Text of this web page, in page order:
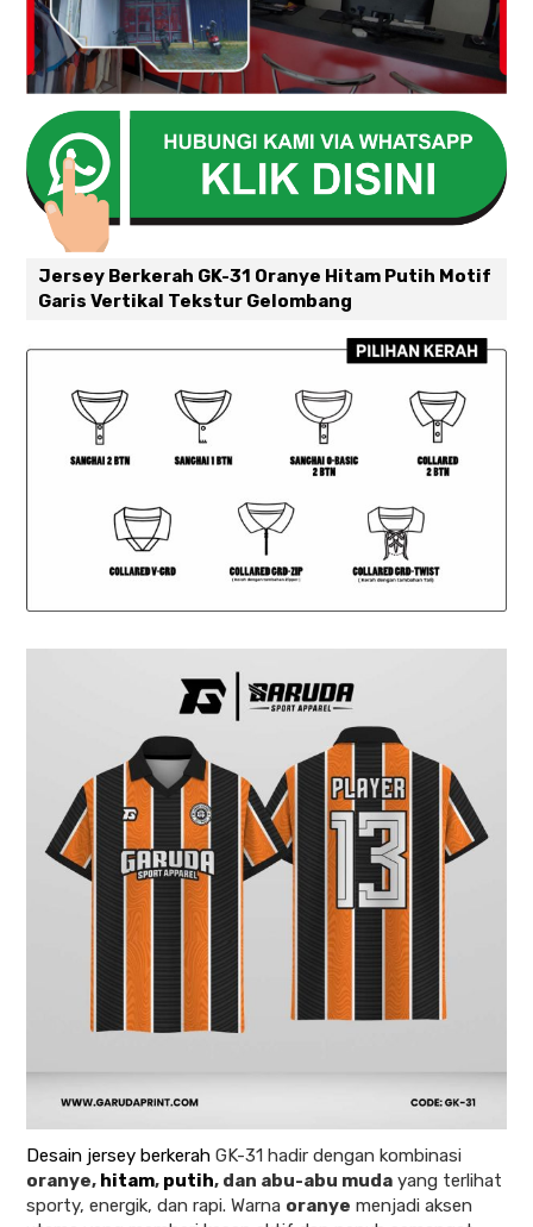
Jersey Berkerah GK-31 Oranye Hitam Putih Motif
Garis Vertikal Tekstur Gelombang
Desain jersey berkerah GK-31 hadir dengan kombinasi
oranye, hitam, putih, dan abu-abu muda yang terlihat
sporty, energik, dan rapi. Warna oranye menjadi aksen